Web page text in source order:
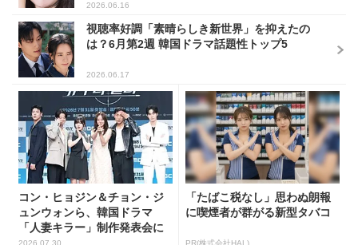
2026.06.16
視聴率好調「素晴らしき新世界」を抑えたの
は？6月第2週 韓国ドラマ話題性トップ5
2026.06.17
コン・ヒョジン＆チョン・ジ
ュンウォンら、韓国ドラマ
「人妻キラー」制作発表会に
2026.07.30
「たばこ税なし」思わぬ朗報
に喫煙者が群がる新型タバコ
PR(株式会社HAL)